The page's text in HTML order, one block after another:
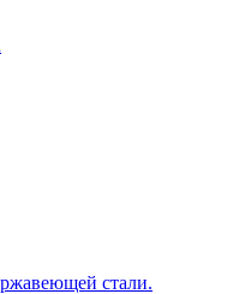
стали.